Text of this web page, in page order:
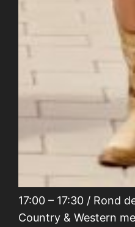
17:00 – 17:30 / Rond
Country & Western